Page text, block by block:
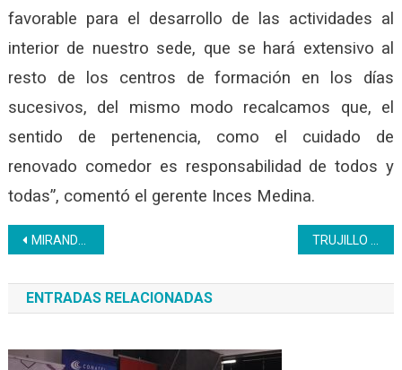
favorable para el desarrollo de las actividades al
interior de nuestro sede, que se hará extensivo al
resto de los centros de formación en los días
sucesivos, del mismo modo recalcamos que, el
sentido de pertenencia, como el cuidado de
renovado comedor es responsabilidad de todos y
todas”, comentó el gerente Inces Medina.
Navegación
de
entradas
MIRANDA | Se realizó un encuentro con facilitadores del programa bachillerato productivo
ENTRADAS RELACIONADAS